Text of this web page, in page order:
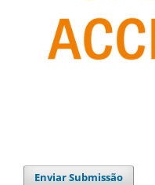
Enviar Submissão